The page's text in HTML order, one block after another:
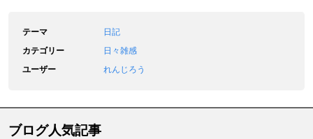
テーマ
日記
カテゴリー
日々雑感
ユーザー
れんじろう
ブログ人気記事